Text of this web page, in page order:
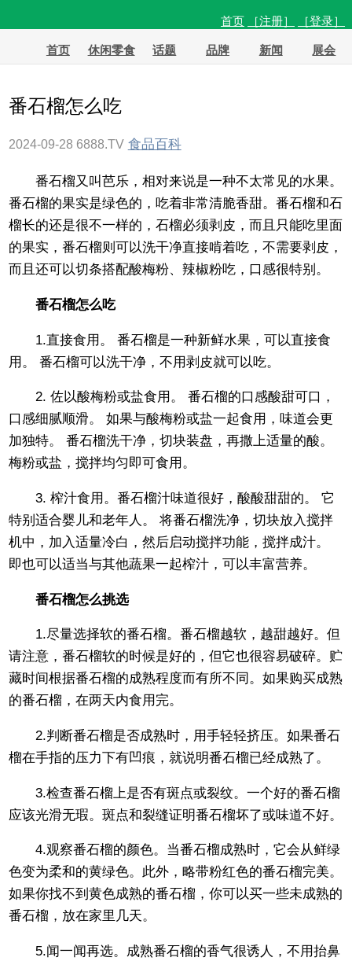
首页 ［注册］ ［登录］
首页 休闲零食 话题 品牌 新闻 展会
番石榴怎么吃
2024-09-28 6888.TV 食品百科
番石榴又叫芭乐，相对来说是一种不太常见的水果。
番石榴的果实是绿色的，吃着非常清脆香甜。番石榴和石
榴长的还是很不一样的，石榴必须剥皮，而且只能吃里面
的果实，番石榴则可以洗干净直接啃着吃，不需要剥皮，
而且还可以切条搭配酸梅粉、辣椒粉吃，口感很特别。
番石榴怎么吃
1.直接食用。 番石榴是一种新鲜水果，可以直接食
用。 番石榴可以洗干净，不用剥皮就可以吃。
2. 佐以酸梅粉或盐食用。 番石榴的口感酸甜可口，
口感细腻顺滑。 如果与酸梅粉或盐一起食用，味道会更
加独特。 番石榴洗干净，切块装盘，再撒上适量的酸。
梅粉或盐，搅拌均匀即可食用。
3. 榨汁食用。番石榴汁味道很好，酸酸甜甜的。 它
特别适合婴儿和老年人。 将番石榴洗净，切块放入搅拌
机中，加入适量冷白，然后启动搅拌功能，搅拌成汁。
即也可以适当与其他蔬果一起榨汁，可以丰富营养。
番石榴怎么挑选
1.尽量选择软的番石榴。番石榴越软，越甜越好。但
请注意，番石榴软的时候是好的，但它也很容易破碎。贮
藏时间根据番石榴的成熟程度而有所不同。如果购买成熟
的番石榴，在两天内食用完。
2.判断番石榴是否成熟时，用手轻轻挤压。如果番石
榴在手指的压力下有凹痕，就说明番石榴已经成熟了。
3.检查番石榴上是否有斑点或裂纹。一个好的番石榴
应该光滑无瑕。斑点和裂缝证明番石榴坏了或味道不好。
4.观察番石榴的颜色。当番石榴成熟时，它会从鲜绿
色变为柔和的黄绿色。此外，略带粉红色的番石榴完美。
如果你找不到黄色成熟的番石榴，你可以买一些未成熟的
番石榴，放在家里几天。
5.闻一闻再选。成熟番石榴的香气很诱人，不用抬鼻